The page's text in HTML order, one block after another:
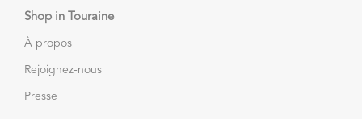
Shop in Touraine
À propos
Rejoignez-nous
Presse